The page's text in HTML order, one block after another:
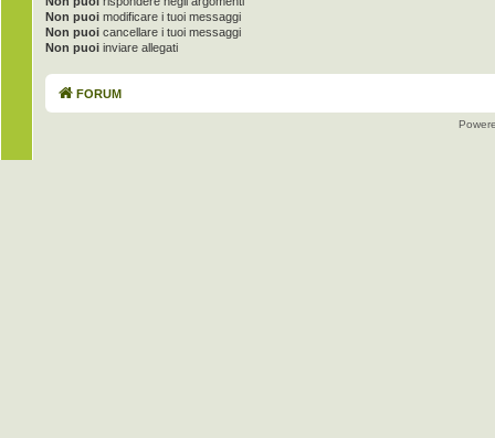
Non puoi modificare i tuoi messaggi
Non puoi cancellare i tuoi messaggi
Non puoi inviare allegati
FORUM